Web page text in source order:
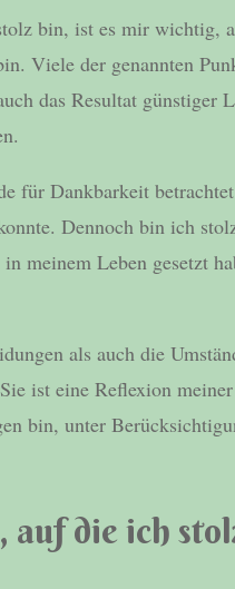
bin, ist es mir wichtig,
Viele der genannten
das Resultat günstiger
für Dankbarkeit
Dennoch bin ich
meinem Leben gesetzt
als auch die
ist eine Reflexion
bin, unter
die ich